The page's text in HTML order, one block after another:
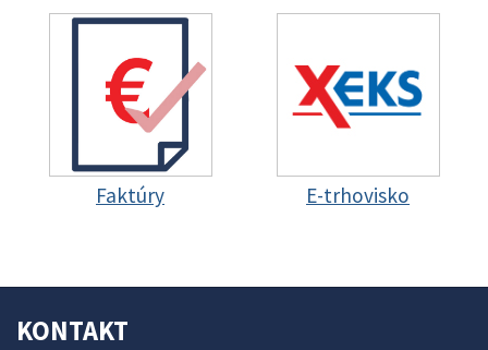
Faktúry E-trhovisko
KONTAKT